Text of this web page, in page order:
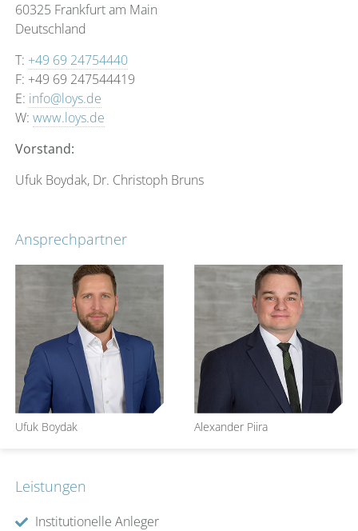
60325 Frankfurt am Main
Deutschland
T: +49 69 24754440
F: +49 69 247544419
E: info@loys.de
W:www.loys.de
Vorstand:
Ufuk Boydak, Dr. Christoph Bruns
Ansprechpartner
Ufuk Boydak Alexander Piira
Leistungen
Institutionelle Anleger